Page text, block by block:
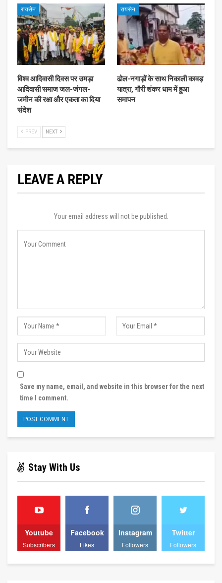
रायसेन
विश्व आदिवासी दिवस पर उमड़ा
आदिवासी समाज जल-जंगल-
जमीन की रक्षा और एकता का दिया
संदेश
रायसेन
ढोल-नगाड़ों के साथ निकाली कावड़
यात्रा, गौरी शंकर धाम में हुआ
समापन
PREV NEXT
LEAVE A REPLY
Your email address will not be published.
Save my name, email, and website in this browser for the next
time I comment.
Stay With Us
Youtube
Subscribers
Facebook
Likes
Instagram
Followers
Twitter
Followers